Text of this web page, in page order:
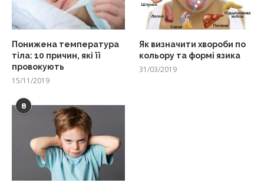
Понижена температура
тіла: 10 причин, які її
провокують
15/11/2019
Як визначити хвороби по
кольору та формі язика
31/03/2019
8